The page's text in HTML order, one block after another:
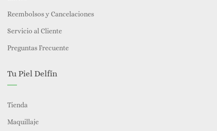
Reembolsos y Cancelaciones
Servicio al Cliente
Preguntas Frecuente
Tu Piel Delfín
Tienda
Maquillaje